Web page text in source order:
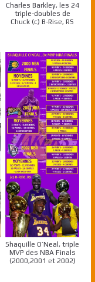
Charles Barkley, les 24
triple-doubles de
Chuck (c) B-Rise, RS
Shaquille O’Neal, triple
MVP des NBA Finals
(2000,2001 et 2002)